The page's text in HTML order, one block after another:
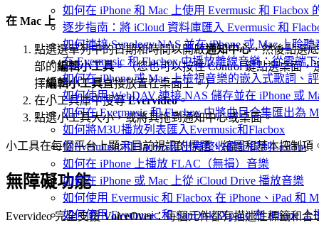
如何在 iPhone 和 Mac 上使用 Evermusic 和 Flacbox
逐步指南：將 iCloud 資料庫匯入 Evermusic 和
如何連接 Synology NAS 並在 iPhone 或 Mac 上聆聽
在 Evermusic 和 Flacbox 中播放離線音樂：從雲端
如何在 iPhone 或 Mac 上檢視音樂的嵌入式歌詞、
如何使用 WebDAV 連接 NAS 儲存並在 iPhone 或
如何在 Evermusic 和 Flacbox 中將曲目合集匯出為
如何將M3U播放列表匯入Evermusic和Flacbox
從Evermusic和Flacbox匯出完整收聽記錄到Last.fm
如何在 iPhone 上播放 FLAC（無損）音樂
如何在 iPhone 或 Mac 上從 iCloud Drive 播放音樂
如何使用 Evermusic 和 Flacbox 在 iPhone、iPad 和
如何使用 Evermusic 和 SanDisk iXpand 在 iPhone
在 Mac 上
點選選單列中的日期和時間以開啟通知中心，然後點選底
部的編輯小工具。（您也可以按住 Control 鍵點選桌面，
擇編輯小工具直接放置在桌面上。）
在小工具庫中搜尋Evervideo。
點選小工具大小，或將其拖到通知中心或桌面。
小工具在每個平台上顯示目前視訊的標題、縮圖和基本控制項
無障礙功能
Evervideo 完全支援VoiceOver：每個元件都有描述性標籤和合